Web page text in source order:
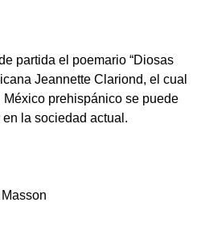
partida el poemario “Diosas
Jeannette Clariond, el cual
prehispánico se puede
la sociedad actual.